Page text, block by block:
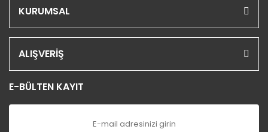
KURUMSAL
ALIŞVERİŞ
E-BÜLTEN KAYIT